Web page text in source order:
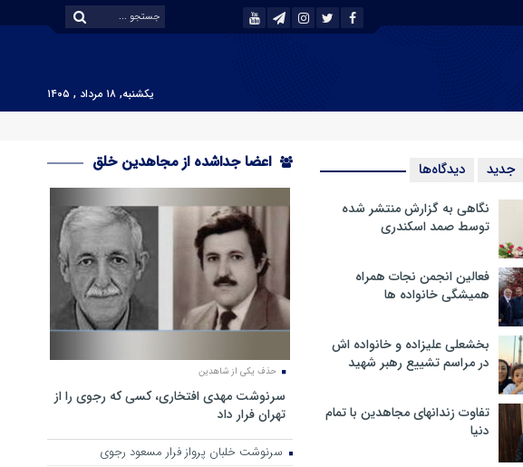
یکشنبه, ۱۸ مرداد , ۱۴۰۵
جدید دیدگاه‌ها
نگاهی به گزارش منتشر شده
توسط صمد اسکندری
فعالین انجمن نجات همراه
همیشگی خانواده ها
بخشعلی علیزاده و خانواده اش
در مراسم تشییع رهبر شهید
تفاوت زندانهای مجاهدین با تمام
دنیا
اعضا جداشده از مجاهدین خلق
حذف یکی از شاهدین
سرنوشت مهدی افتخاری، کسی که رجوی را از
تهران فرار داد
سرنوشت خلبان پرواز فرار مسعود رجوی